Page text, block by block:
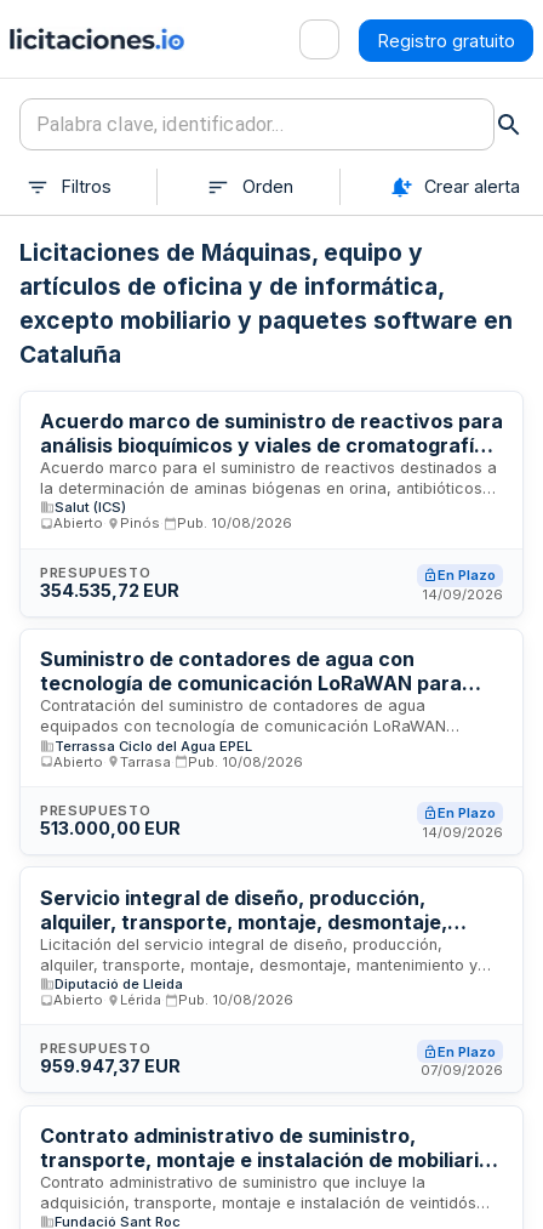
Registro gratuito
Filtros Orden Crear alerta
Licitaciones de Máquinas, equipo y
artículos de oficina y de informática,
excepto mobiliario y paquetes software en
Cataluña
Acuerdo marco de suministro de reactivos para
análisis bioquímicos y viales de cromatografía
del Hospital Universitario Vall d'Hebron
Acuerdo marco para el suministro de reactivos destinados a
la determinación de aminas biógenas en orina, antibióticos
en suero y vitamina C, así como de viales de cromatografía
necesarios para las actividades analíticas del Hospital
mediante procedimiento abierto con adjudicación a un único
proveedor, estableciendo una relación comercial basada en
durante el período de vigencia del acuerdo.
Salut (ICS)
Abierto
Pinós Pub. 10/08/2026
PRESUPUESTO
354.535,72 EUR
En Plazo
14/09/2026
Suministro de contadores de agua con
tecnología de comunicación LoRaWAN para
Terrassa Ciclo del Agua, EPEL
Contratación del suministro de contadores de agua
equipados con tecnología de comunicación LoRaWAN
destinados a Terrassa Ciclo del Agua, entidad pública
empresarial local. El contrato incluye la provisión de
transmisión de datos remota, sujeto a las normas de
contratación pública aplicables y con seguimiento mediante
Terrassa Ciclo del Agua EPEL
Abierto
Tarrasa Pub. 10/08/2026
PRESUPUESTO
513.000,00 EUR
En Plazo
14/09/2026
Servicio integral de diseño, producción,
alquiler, transporte, montaje, desmontaje,
mantenimiento y almacenamiento de stands
para ferias y certámenes de la Diputación de
Lleida
Licitación del servicio integral de diseño, producción,
alquiler, transporte, montaje, desmontaje, mantenimiento y
almacenamiento de stands modulares y reutilizables para los
certámenes y ferias en que participe la Diputación de Lleida
estands a las características específicas de cada evento,
tanto en espacios cubiertos como al aire libre, incorporando
los Objetivos de Desarrollo Sostenible.
Diputació de Lleida
Abierto
Lérida Pub. 10/08/2026
PRESUPUESTO
959.947,37 EUR
En Plazo
07/09/2026
Contrato administrativo de suministro,
transporte, montaje e instalación de mobiliario
geriátrico para la Residencia Sant Roc de
Bellver de Cerdanya
Contrato administrativo de suministro que incluye la
adquisición, transporte, montaje e instalación de veintidós
camas geriátricas, veintidós colchones y veintidós mesitas
Fundació Sant Roc